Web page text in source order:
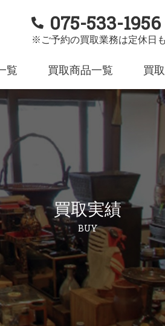
075-533-1956
※ご予約の買取業務は定休日
覧 買取商品一覧 買
買取実績
BUY